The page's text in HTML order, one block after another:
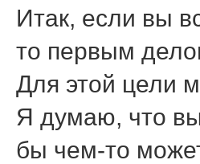
Итак, если вы
то первым
Для этой цели
Я думаю, что вы
бы чем-то